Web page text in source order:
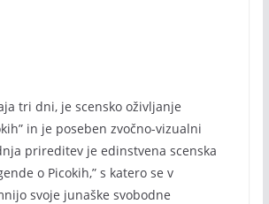
tri dni, je scensko oživljanje
in je poseben zvočno-vizualni
prireditev je edinstvena scenska
o Picokih,” s katero se v
svoje junaške svobodne